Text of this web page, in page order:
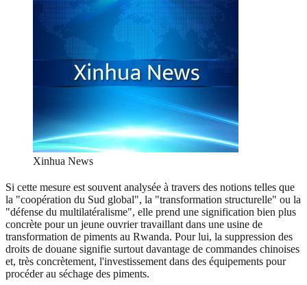
Xinhua News
Si cette mesure est souvent analysée à travers des notions telles que
la "coopération du Sud global", la "transformation structurelle" ou la
"défense du multilatéralisme", elle prend une signification bien plus
concrète pour un jeune ouvrier travaillant dans une usine de
transformation de piments au Rwanda. Pour lui, la suppression des
droits de douane signifie surtout davantage de commandes chinoises
et, très concrètement, l'investissement dans des équipements pour
procéder au séchage des piments.